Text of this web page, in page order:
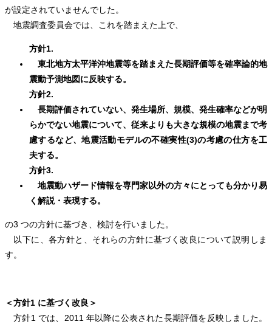
が設定されていませんでした。
地震調査委員会では、これを踏まえた上で、
方針1.
東北地方太平洋沖地震等を踏まえた長期評価等を確率論的地
震動予測地図に反映する。
方針2.
長期評価されていない、発生場所、規模、発生確率などが明
らかでない地震について、従来よりも大きな規模の地震まで考
慮するなど、地震活動モデルの不確実性(3)の考慮の仕方を工
夫する。
方針3.
地震動ハザード情報を専門家以外の方々にとっても分かり易
く解説・表現する。
の3 つの方針に基づき、検討を行いました。
以下に、各方針と、それらの方針に基づく改良について説明しま
す。
＜方針1 に基づく改良＞
方針1 では、2011 年以降に公表された長期評価を反映しました。